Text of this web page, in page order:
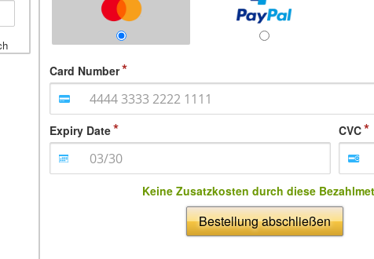
Card Number
Expiry Date CVC
Keine Zusatzkosten durch diese
Bestellung abschließen